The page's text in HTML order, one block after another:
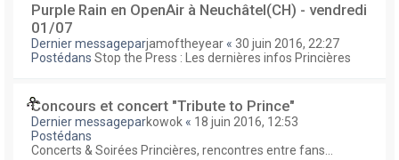
Purple Rain en OpenAir à Neuchâtel(CH) - vendredi
01/07
Dernier messageparjamoftheyear « 30 juin 2016, 22:27
Postédans Stop the Press : Les dernières infos Princières
Concours et concert "Tribute to Prince"
Dernier messageparkowok « 18 juin 2016, 12:53
Postédans
Concerts & Soirées Princières, rencontres entre fans...